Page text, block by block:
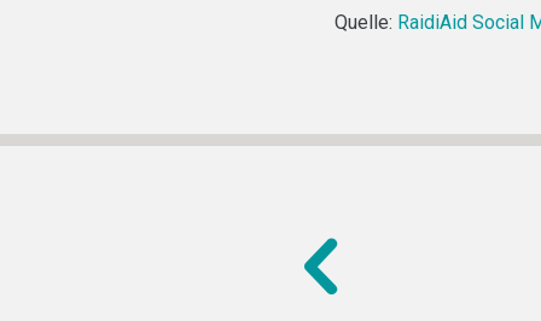
Quelle: RaidiAid Social